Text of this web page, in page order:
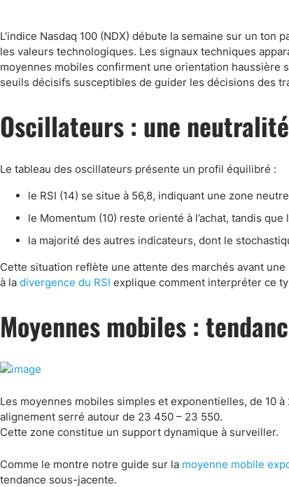
Belgique
Tunisie
Suisse
IFC Markets
CAC 40
NASDAQ 100
S&P 500
Analyses techniques
L’indice Nasdaq 100 (NDX) débute la semaine sur un
les valeurs technologiques. Les signaux techniques
moyennes mobiles confirment une orientation haussière
seuils décisifs susceptibles de guider les décisions des
Oscillateurs : une
Le tableau des oscillateurs présente un profil équilibré :
le RSI (14) se situe à 56,8, indiquant une zone
le Momentum (10) reste orienté à l’achat, tandis
la majorité des autres indicateurs, dont le
Cette situation reflète une attente des marchés avant
à la divergence du RSI explique comment interpréter ce
Moyennes mobiles :
Les moyennes mobiles simples et exponentielles, de 10
alignement serré autour de 23 450 – 23 550.
Cette zone constitue un support dynamique à surveiller.
Comme le montre notre guide sur la moyenne mobile
tendance sous-jacente.